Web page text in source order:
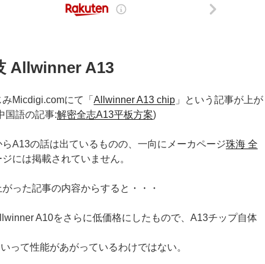
Allwinner A13
Micdigi.comにて「 Allwinner A13 chip 」という記事が上が
国語の記事:解密全志A13平板方案)
らA13の話は出ているものの、一向にメーカページ珠海 全
には掲載されていません。
った記事の内容からすると・・・
A10をさらに低価格にしたもので、A13チップ自体
って性能があがっているわけではない。